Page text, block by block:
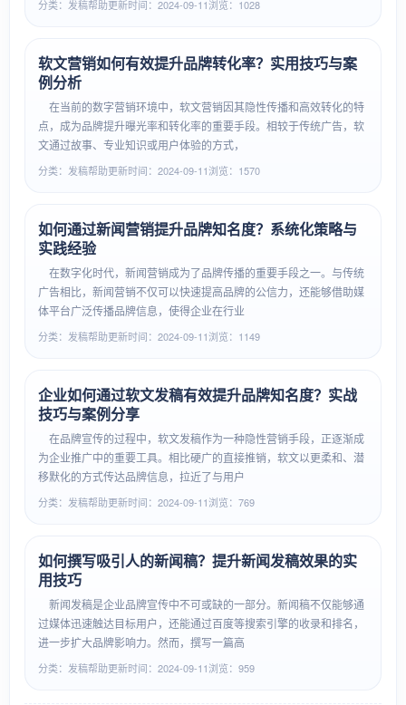
分类：发稿帮助更新时间：2024-09-11浏览：1028
软文营销如何有效提升品牌转化率？实用技巧与案
例分析
在当前的数字营销环境中，软文营销因其隐性传播和高效转化的特
点，成为品牌提升曝光率和转化率的重要手段。相较于传统广告，软
文通过故事、专业知识或用户体验的方式，
分类：发稿帮助更新时间：2024-09-11浏览：1570
如何通过新闻营销提升品牌知名度？系统化策略与
实践经验
在数字化时代，新闻营销成为了品牌传播的重要手段之一。与传统
广告相比，新闻营销不仅可以快速提高品牌的公信力，还能够借助媒
体平台广泛传播品牌信息，使得企业在行业
分类：发稿帮助更新时间：2024-09-11浏览：1149
企业如何通过软文发稿有效提升品牌知名度？实战
技巧与案例分享
在品牌宣传的过程中，软文发稿作为一种隐性营销手段，正逐渐成
为企业推广中的重要工具。相比硬广的直接推销，软文以更柔和、潜
移默化的方式传达品牌信息，拉近了与用户
分类：发稿帮助更新时间：2024-09-11浏览：769
如何撰写吸引人的新闻稿？提升新闻发稿效果的实
用技巧
新闻发稿是企业品牌宣传中不可或缺的一部分。新闻稿不仅能够通
过媒体迅速触达目标用户，还能通过百度等搜索引擎的收录和排名，
进一步扩大品牌影响力。然而，撰写一篇高
分类：发稿帮助更新时间：2024-09-11浏览：959